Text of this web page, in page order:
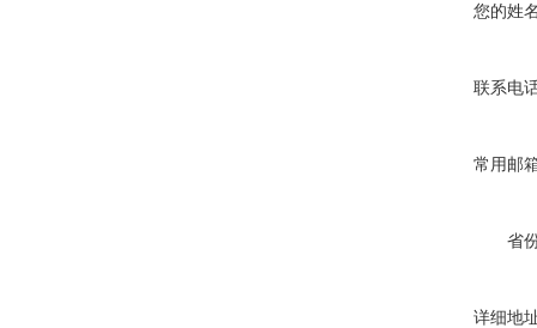
您的姓
联系电
常用邮
省
详细地